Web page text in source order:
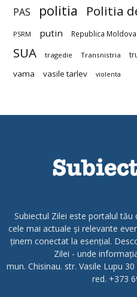
PAS politia Politia
PSRM putin Republica Moldova
SUA tragedie Transnistria
vama vasile tarlev violenta
Subiectul Zilei este portalul tău
cele mai actuale și relevante
ținem conectat la esențial.
Zilei - unde
mun. Chisinau. str. Vasile Lupu
red. +373